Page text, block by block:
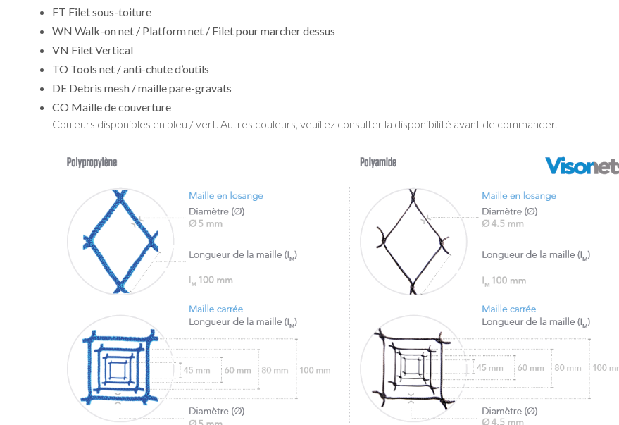
FT Filet sous-toiture
WN Walk-on net / Platform net / Filet pour marcher dessus
VN Filet Vertical
TO Tools net / anti-chute d’outils
DE Debris mesh / maille pare-gravats
CO Maille de couverture
Couleurs disponibles en bleu / vert. Autres couleurs, veuillez consulter la disponibilité avant de commander.